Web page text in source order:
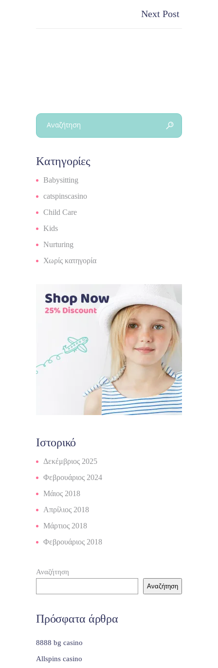
Next Post
Search
for:
Kατηγορίες
Babysitting
catspinscasino
Child Care
Kids
Nurturing
Χωρίς κατηγορία
Ιστορικό
Δεκέμβριος 2025
Φεβρουάριος 2024
Μάιος 2018
Απρίλιος 2018
Μάρτιος 2018
Φεβρουάριος 2018
Αναζήτηση
Αναζήτηση
Πρόσφατα άρθρα
8888 bg casino
Allspins casino